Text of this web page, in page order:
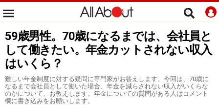
59歳男性。70歳になるまでは、会社員と
して働きたい。年金カットされない収入
はいくら？
難しい年金制度に対する疑問に専門家がお答えします。今回は、70歳に
なるまで会社員として働いた場合、年金を減らされない収入がいくらな
のかについて、お教えします。年金についての質問がある人はコメント
欄に書き込みをお願いします。